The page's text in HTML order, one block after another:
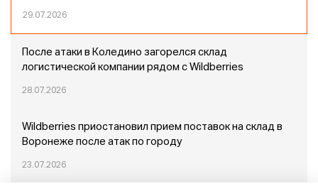
29.07.2026
После атаки в Коледино загорелся склад
логистической компании рядом с Wildberries
28.07.2026
Wildberries приостановил прием поставок на склад в
Воронеже после атак по городу
23.07.2026